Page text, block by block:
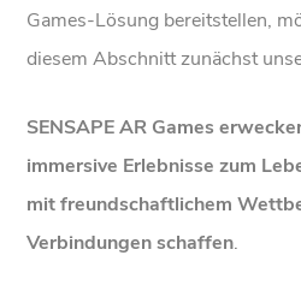
Games-Lösung bereitstellen,
diesem Abschnitt zunächst
SENSAPE AR Games
immersive Erlebnisse zum
mitfreundschaftlichem
Verbindungen schaffen.